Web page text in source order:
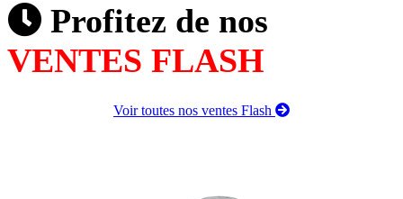
Profitez de nos
VENTES FLASH
Voir toutes nos ventes Flash